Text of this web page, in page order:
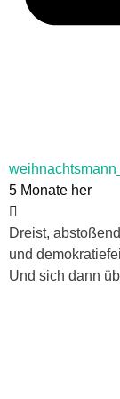
5 Monate her
Dreist,
und
Und sich dann